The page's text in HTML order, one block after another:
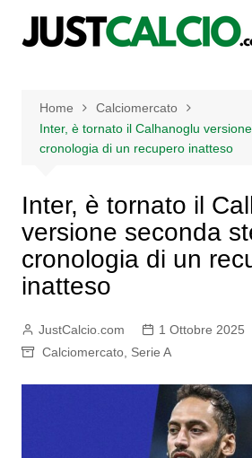
Home
Calciomercato
Inter, è tornato il Calhanoglu
cronologia di un recupero inatteso
Inter, è tornato il
versione seconda
cronologia di un
inatteso
JustCalcio.com
1 Ottobre 2025
Calciomercato, Serie A